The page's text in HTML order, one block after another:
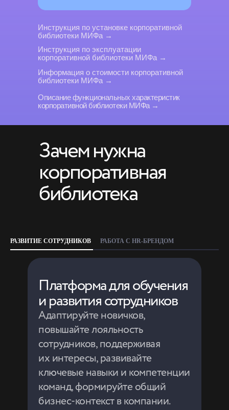
Инструкция по установке корпоративной
библиотеки МИФа →
Инструкция по эксплуатации
корпоративной библиотеки МИФа →
Информация о стоимости корпоративной
библиотеки МИФа →
Описание функциональных характеристик
корпоративной библиотеки МИФа →
Зачем нужна
корпоративная
библиотека
РАЗВИТИЕ СОТРУДНИКОВ РАБОТА С HR-БРЕНДОМ
Инструмент для работы
с HR-брендом компании
Развивайте проекты компании
и транслируйте ценности бренда
через заботу о людях.
Используйте библиотеку как
полезное и долгосрочное
дополнение к обычному набору
бонусов.
Платформа для обучения
и развития сотрудников
Адаптируйте новичков,
повышайте лояльность
сотрудников, поддерживая
их интересы, развивайте
ключевые навыки и компетенции
команд, формируйте общий
бизнес-контекст в компании.